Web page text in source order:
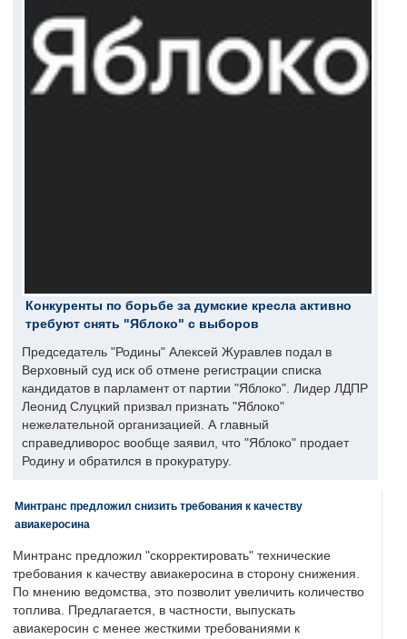
Конкуренты по борьбе за думские кресла активно
требуют снять "Яблоко" с выборов
Председатель "Родины" Алексей Журавлев подал в
Верховный суд иск об отмене регистрации списка
кандидатов в парламент от партии "Яблоко". Лидер ЛДПР
Леонид Слуцкий призвал признать "Яблоко"
нежелательной организацией. А главный
справедливорос вообще заявил, что "Яблоко" продает
Родину и обратился в прокуратуру.
Минтранс предложил снизить требования к качеству
авиакеросина
Минтранс предложил "скорректировать" технические
требования к качеству авиакеросина в сторону снижения.
По мнению ведомства, это позволит увеличить количество
топлива. Предлагается, в частности, выпускать
авиакеросин с менее жесткими требованиями к